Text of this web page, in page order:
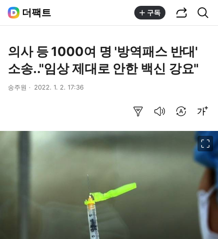
더팩트 구독
의사 등 1000여 명 '방역패스 반대'
소송.."임상 제대로 안한 백신 강요"
송주원 2022. 1. 2. 17:36